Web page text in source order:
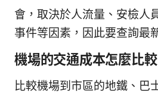
會，取決於人流量、安檢人
事件等因素，因此要查詢最
機場的交通成本怎麼比較
比較機場到市區的地鐵、巴